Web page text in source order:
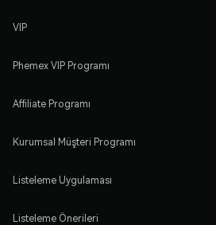
VIP
Phemex VIP Programı
Affiliate Programı
Kurumsal Müşteri Programı
Listeleme Uygulaması
Listeleme Önerileri